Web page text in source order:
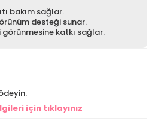
bakım sağlar.
desteği sunar.
görünmesine katkı sağlar.
için tıklayınız